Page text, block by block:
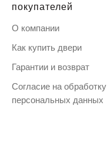
покупателей
О компании
Как купить двери
Гарантии и возврат
Согласие на обработку
персональных данных